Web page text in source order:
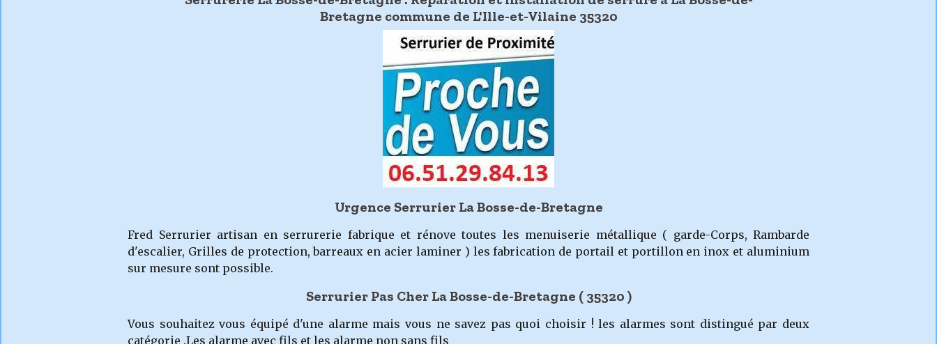
Bretagne commune de L'Ille-et-Vilaine 35320
Urgence Serrurier La Bosse-de-Bretagne
Fred Serrurier artisan en serrurerie fabrique et rénove toutes les menuiserie métallique ( garde-Corps, Rambarde
d'escalier, Grilles de protection, barreaux en acier laminer ) les fabrication de portail et portillon en inox et aluminium
sur mesure sont possible.
Serrurier Pas Cher La Bosse-de-Bretagne ( 35320 )
Vous souhaitez vous équipé d'une alarme mais vous ne savez pas quoi choisir ! les alarmes sont distingué par deux
catégorie .Les alarme avec fils et les alarme non sans fils